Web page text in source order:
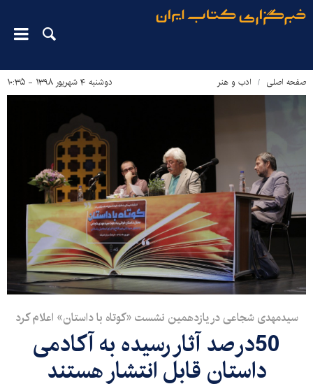
صفحه اصلی ادب و هنر دوشنبه ۴ شهریور ۱۳۹۸ - ۱۰:۳۵
سیدمهدی شجاعی در یازدهمین نشست «کوتاه با داستان» اعلام کرد
50درصد آثار رسیده به آکادمی
داستان قابل انتشار هستند